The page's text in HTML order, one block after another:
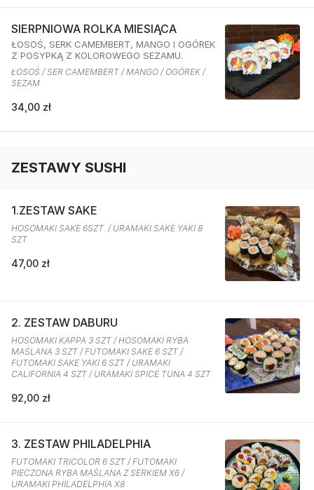
SIERPNIOWA ROLKA MIESIĄCA
ŁOSOŚ, SERK CAMEMBERT, MANGO I OGÓREK
Z POSYPKĄ Z KOLOROWEGO SEZAMU.
ŁOSOŚ / SER CAMEMBERT / MANGO / OGÓREK /
SEZAM
34,00 zł
ZESTAWY SUSHI
1.ZESTAW SAKE
HOSOMAKI SAKE 6SZT. / URAMAKI SAKE YAKI 8
SZT
47,00 zł
2. ZESTAW DABURU
HOSOMAKI KAPPA 3 SZT / HOSOMAKI RYBA
MAŚLANA 3 SZT / FUTOMAKI SAKE 6 SZT /
FUTOMAKI SAKE YAKI 6 SZT / URAMAKI
CALIFORNIA 4 SZT / URAMAKI SPICE TUNA 4 SZT
92,00 zł
3. ZESTAW PHILADELPHIA
FUTOMAKI TRICOLOR 6 SZT / FUTOMAKI
PIECZONA RYBA MAŚLANA Z SERKIEM X6 /
URAMAKI PHILADELPHIA X8